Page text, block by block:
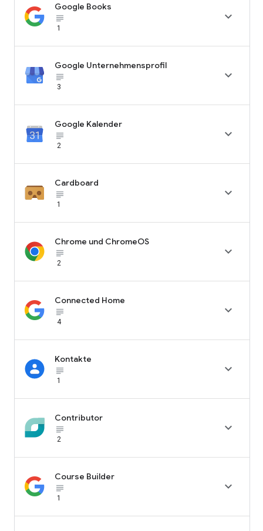
Google Books
subject_black
1

Google Unternehmensprofil
subject_black
3

Google Kalender
subject_black
2

Cardboard
subject_black
1

Chrome und ChromeOS
subject_black
2

Connected Home
subject_black
4

Kontakte
subject_black
1

Contributor
subject_black
2

Course Builder
subject_black
1
